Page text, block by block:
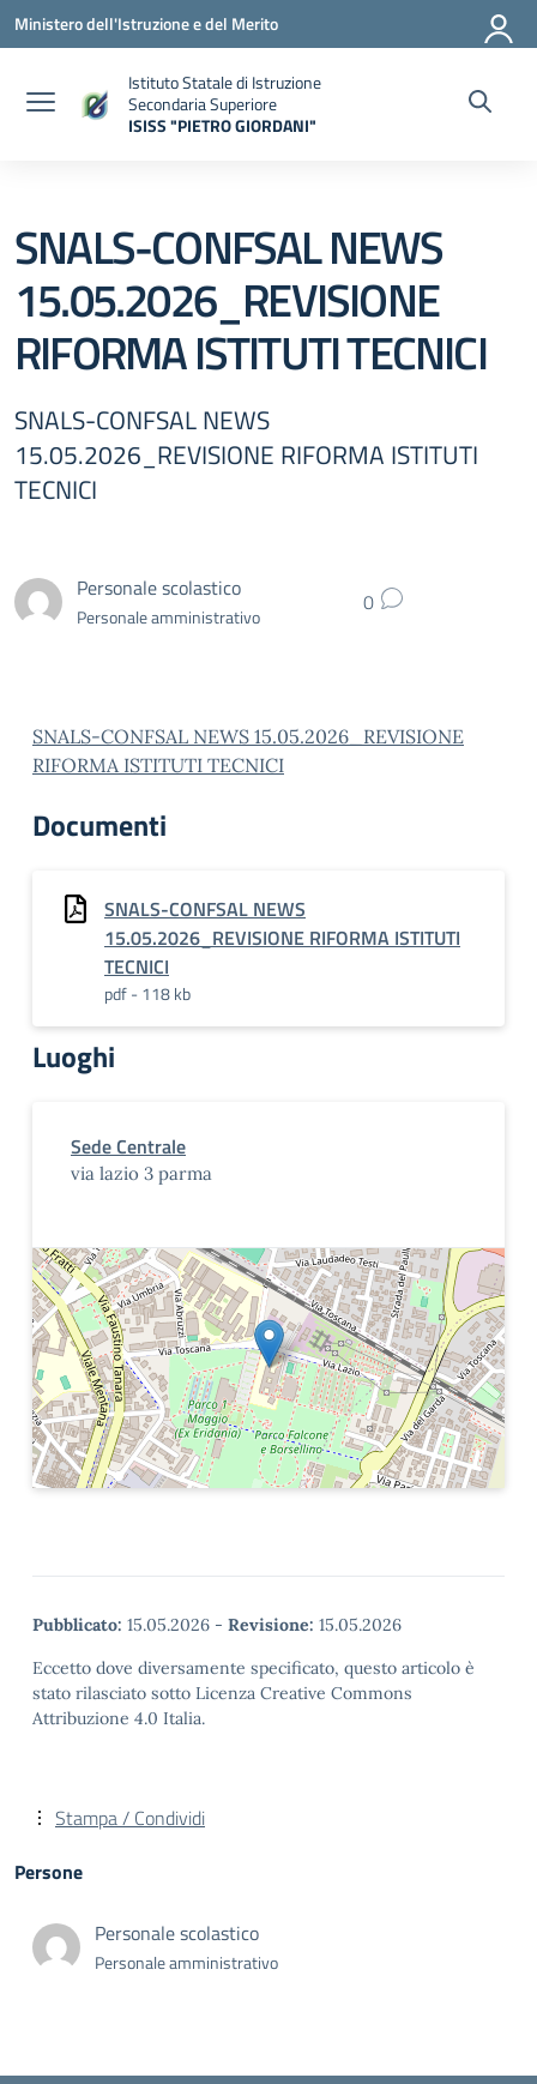
Vai ai contenuti
Vai al menu di navigazione
Vai al footer
Ministero dell'Istruzione e del Merito
Istituto Statale di Istruzione
Secondaria Superiore
ISISS "PIETRO GIORDANI"
SNALS-CONFSAL NEWS
15.05.2026_REVISIONE
RIFORMA ISTITUTI TECNICI
SNALS-CONFSAL NEWS
15.05.2026_REVISIONE RIFORMA ISTITUTI
TECNICI
Personale scolastico
Personale amministrativo 0
SNALS-CONFSAL NEWS 15.05.2026_REVISIONE
RIFORMA ISTITUTI TECNICI
Documenti
SNALS-CONFSAL NEWS
15.05.2026_REVISIONE RIFORMA ISTITUTI
TECNICI
pdf - 118 kb
Luoghi
Sede Centrale
via lazio 3 parma
Pubblicato: 15.05.2026 - Revisione: 15.05.2026
Eccetto dove diversamente specificato, questo articolo è
stato rilasciato sotto Licenza Creative Commons
Attribuzione 4.0 Italia.
Stampa / Condividi
Persone
Personale scolastico
Personale amministrativo